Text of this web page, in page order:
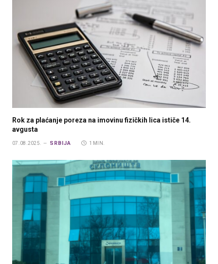
Rok za plaćanje poreza na imovinu fizičkih lica ističe 14.
avgusta
07.08.2025. SRBIJA 1 MIN.